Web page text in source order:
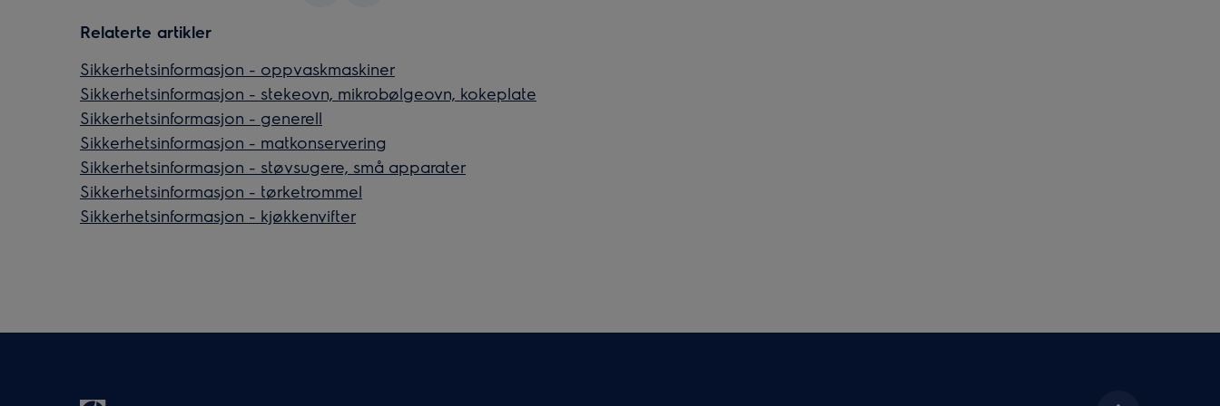
Relaterte artikler
Sikkerhetsinformasjon - oppvaskmaskiner
Sikkerhetsinformasjon - stekeovn, mikrobølgeovn, kokeplate
Sikkerhetsinformasjon - generell
Sikkerhetsinformasjon - matkonservering
Sikkerhetsinformasjon - støvsugere, små apparater
Sikkerhetsinformasjon - tørketrommel
Sikkerhetsinformasjon - kjøkkenvifter